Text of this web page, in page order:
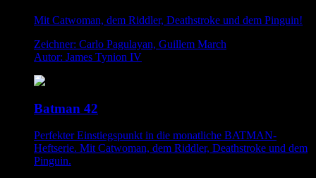
Mit Catwoman, dem Riddler, Deathstroke und dem Pinguin!
Zeichner: Carlo Pagulayan, Guillem March
Autor: James Tynion IV
Batman 42
Perfekter Einstiegspunkt in die monatliche BATMAN-
Heftserie. Mit Catwoman, dem Riddler, Deathstroke und dem
Pinguin.